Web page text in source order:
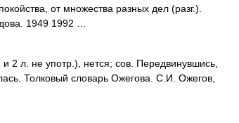
от множества разных дел (разг.).
1949 1992 …
л. не употр.), нется; сов. Передвинувшись,
Толковый словарь Ожегова. С.И. Ожегов,